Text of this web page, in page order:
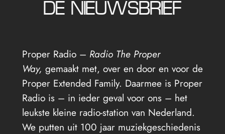
DE NIEUWSBRIEF
Proper Radio – Radio The Proper
Way, gemaakt met, over en door en voor de
Proper Extended Family. Daarmee is Proper
Radio is – in ieder geval voor ons – het
leukste kleine radio-station van Nederland.
We putten uit 100 jaar muziekgeschiedenis